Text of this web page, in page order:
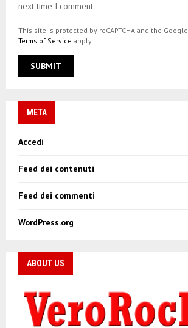
next time I comment.
This site is protected by reCAPTCHA and the Google
Terms of Service apply.
META
Accedi
Feed dei contenuti
Feed dei commenti
WordPress.org
ABOUT US